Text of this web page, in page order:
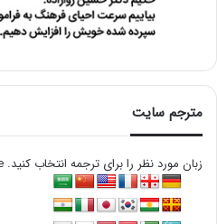
مترجم سایت
زبان مورد نظر را برای ترجمه انتخاب کنید. Please Choice Your Language :